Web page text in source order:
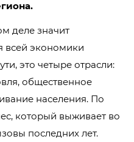
деле значит
всей экономики
это четыре отрасли:
общественное
населения. По
который выживает во
последних лет.